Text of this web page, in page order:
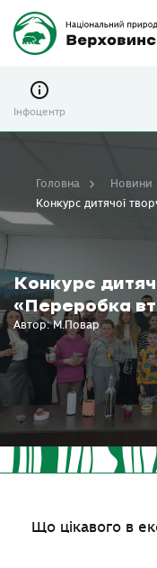
Інфоцентр
Конкурс
«Переробка
Автор: М.Повар
Головна
Новини
Конкурс дитячої
Що цікавого в